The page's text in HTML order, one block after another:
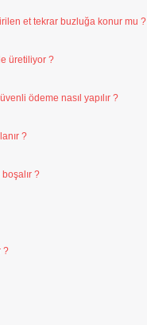
et tekrar buzluğa konur mu ?
üretiliyor ?
ödeme nasıl yapılır ?
?
?
?